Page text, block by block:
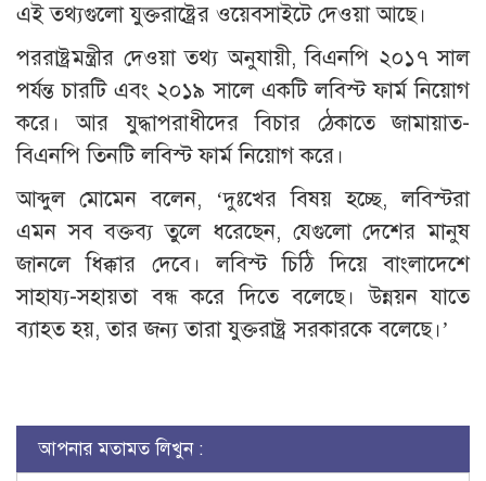
এই তথ্যগুলো যুক্তরাষ্ট্রের ওয়েবসাইটে দেওয়া আছে।
পররাষ্ট্রমন্ত্রীর দেওয়া তথ্য অনুযায়ী, বিএনপি ২০১৭ সাল
পর্যন্ত চারটি এবং ২০১৯ সালে একটি লবিস্ট ফার্ম নিয়োগ
করে। আর যুদ্ধাপরাধীদের বিচার ঠেকাতে জামায়াত-
বিএনপি তিনটি লবিস্ট ফার্ম নিয়োগ করে।
আব্দুল মোমেন বলেন, ‘দুঃখের বিষয় হচ্ছে, লবিস্টরা
এমন সব বক্তব্য তুলে ধরেছেন, যেগুলো দেশের মানুষ
জানলে ধিক্কার দেবে। লবিস্ট চিঠি দিয়ে বাংলাদেশে
সাহায্য-সহায়তা বন্ধ করে দিতে বলেছে। উন্নয়ন যাতে
ব্যাহত হয়, তার জন্য তারা যুক্তরাষ্ট্র সরকারকে বলেছে।’
আপনার মতামত লিখুন :